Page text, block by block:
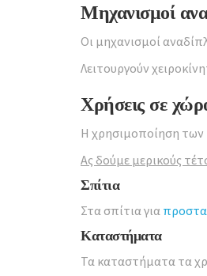
Μηχανισμοί
Οι μηχανισμοί
Λειτουργούν
Χρήσεις σε
Η χρησιμοποίηση των
Ας δούμε μερικούς
Σπίτια
Στα σπίτια για
Καταστήματα
Τα καταστήματα τα